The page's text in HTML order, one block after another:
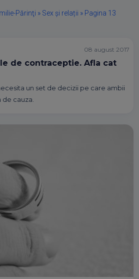
Părinţi » Sex și relații » Pagina 13
de contraceptie. Afla cat
un set de decizii pe care ambii
cauza.
08 august 2017